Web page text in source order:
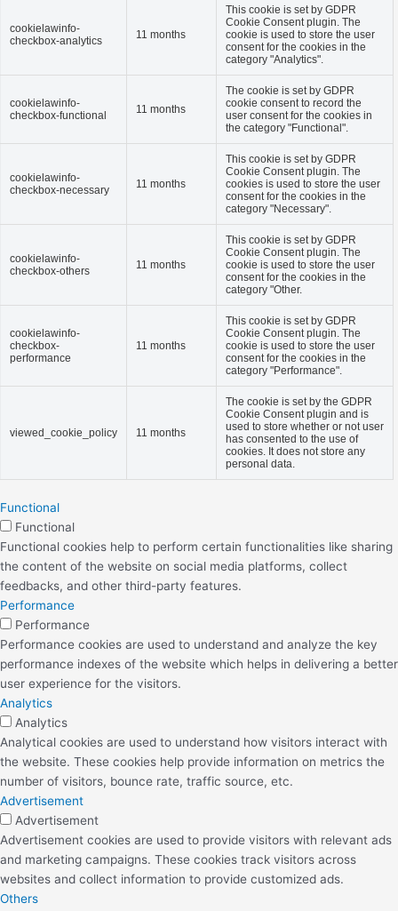
cookielawinfo-
checkbox-analytics
11 months
This cookie is set by GDPR
Cookie Consent plugin. The
cookie is used to store the user
consent for the cookies in the
category "Analytics".
cookielawinfo-
checkbox-functional
11 months
The cookie is set by GDPR
cookie consent to record the
user consent for the cookies in
the category "Functional".
cookielawinfo-
checkbox-necessary
11 months
This cookie is set by GDPR
Cookie Consent plugin. The
cookies is used to store the user
consent for the cookies in the
category "Necessary".
cookielawinfo-
checkbox-others
11 months
This cookie is set by GDPR
Cookie Consent plugin. The
cookie is used to store the user
consent for the cookies in the
category "Other.
cookielawinfo-
checkbox-
performance
11 months
This cookie is set by GDPR
Cookie Consent plugin. The
cookie is used to store the user
consent for the cookies in the
category "Performance".
viewed_cookie_policy 11 months
The cookie is set by the GDPR
Cookie Consent plugin and is
used to store whether or not user
has consented to the use of
cookies. It does not store any
personal data.
Functional
Functional
Functional cookies help to perform certain functionalities like sharing
the content of the website on social media platforms, collect
feedbacks, and other third-party features.
Performance
Performance
Performance cookies are used to understand and analyze the key
performance indexes of the website which helps in delivering a better
user experience for the visitors.
Analytics
Analytics
Analytical cookies are used to understand how visitors interact with
the website. These cookies help provide information on metrics the
number of visitors, bounce rate, traffic source, etc.
Advertisement
Advertisement
Advertisement cookies are used to provide visitors with relevant ads
and marketing campaigns. These cookies track visitors across
websites and collect information to provide customized ads.
Others